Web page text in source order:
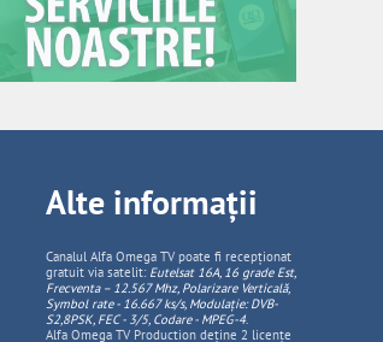
Alte informații
Canalul Alfa Omega TV poate fi recepționat
gratuit via satelit: Eutelsat 16A, 16 grade Est,
Frecventa – 12.567 Mhz, PolarizareVerticală,
Symbol rate - 16.667 ks/s, Modulație: DVB-
S2,8PSK, FEC - 3/5, Codare - MPEG-4.
Alfa Omega TV Production deține 2 licențe